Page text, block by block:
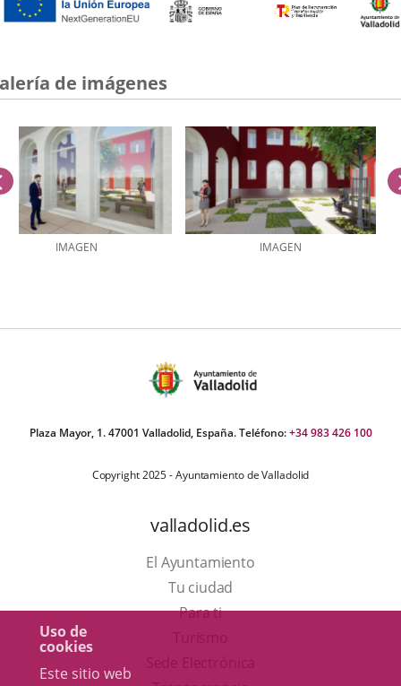
Uso de
cookies
Este sitio web
de imágenes
IMAGEN IMAGEN
anterior
Plaza Mayor, 1. 47001 Valladolid, España. Teléfono:+34 983 426 100
Copyright 2025 - Ayuntamiento de Valladolid
valladolid.es
El Ayuntamiento
Tu ciudad
Para ti